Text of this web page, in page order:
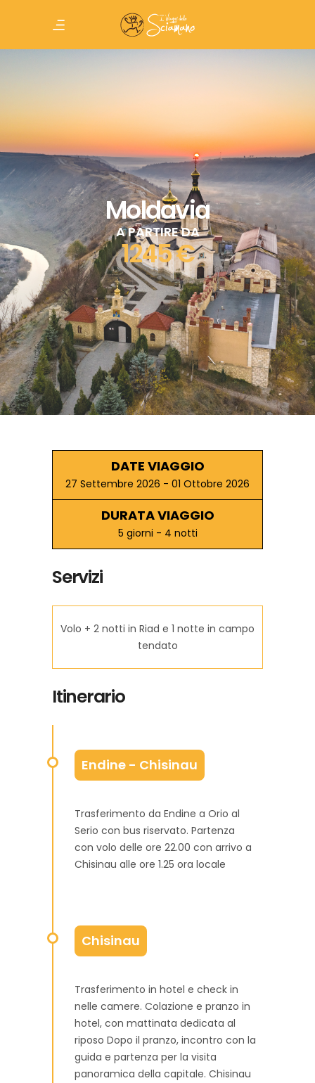
Moldavia
A PARTIRE DA
1245 €
DATE VIAGGIO
27 Settembre 2026 - 01 Ottobre 2026
DURATA VIAGGIO
5 giorni - 4 notti
Servizi
Volo + 2 notti in Riad e 1 notte in campo
tendato
Itinerario
Endine - Chisinau
Trasferimento da Endine a Orio al
Serio con bus riservato. Partenza
con volo delle ore 22.00 con arrivo a
Chisinau alle ore 1.25 ora locale
Chisinau
Trasferimento in hotel e check in
nelle camere. Colazione e pranzo in
hotel, con mattinata dedicata al
riposo Dopo il pranzo, incontro con la
guida e partenza per la visita
panoramica della capitale. Chisinau